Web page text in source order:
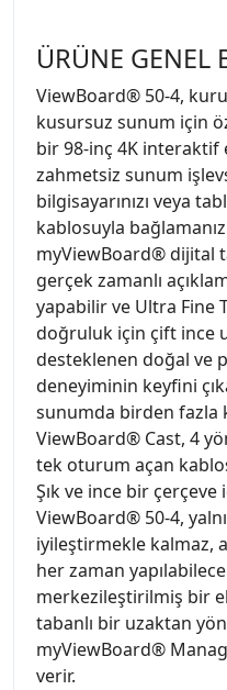
ÜRÜNE GENEL
ViewBoard® 50-4,
kusursuz sunum için
bir 98-inç 4K interaktif
zahmetsiz sunum
bilgisayarınızı veya
kablosuyla
myViewBoard® dijital
gerçek zamanlı
yapabilir ve Ultra Fine
doğruluk için çift ince
desteklenen doğal ve
deneyiminin keyfini
sunumda birden fazla
ViewBoard® Cast, 4
tek oturum açan
Şık ve ince bir
ViewBoard® 50-4,
iyileştirmekle kalmaz,
her zaman
merkezileştirilmiş bir
tabanlı bir uzaktan
myViewBoard®
verir.